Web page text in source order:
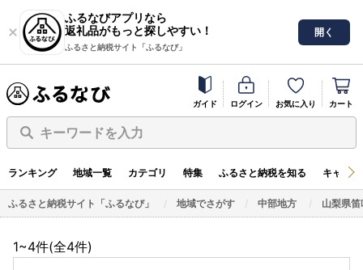
ふるなびアプリなら
返礼品がもっと探しやすい！
ふるさと納税サイト「ふるなび」
開く
ガイド ログイン お気に入り カート
キーワードを入力
ランキング 地域一覧 カテゴリ 特集 ふるさと納税を知る キャン
ふるさと納税サイト「ふるなび」 地域でさがす 中部地方 山梨県笛
1~4件(全4件)